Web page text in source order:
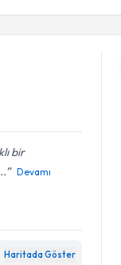
bir
Devamı
Haritada Göster